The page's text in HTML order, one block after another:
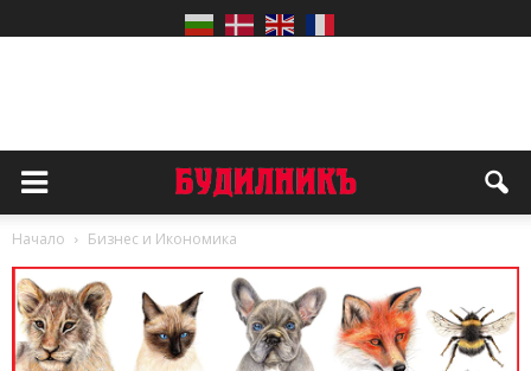
Начало Бизнес и Икономика